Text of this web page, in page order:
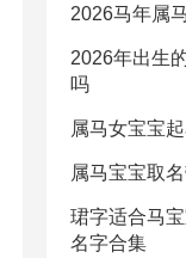
2026马年属
2026年出生
吗
属马女宝宝
属马宝宝取
珺字适合马
名字合集